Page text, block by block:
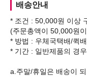
배송안내
* 조건 : 50,000원 이상
(주문총액이 50,000원
* 방법 : 우체국택배/퀵
* 기간 : 일반제품의 경
a.주말/휴일은 배송이 되